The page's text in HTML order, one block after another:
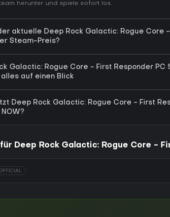
herunter und spiele sofort los.
aktuelle Deep Rock Galactic: Rogue Core
Steam-Preis?
Galactic: Rogue Core - First Responder PC
auf einen Blick
Deep Rock Galactic: Rogue Core - First
Deep Rock Galactic: Rogue Core -